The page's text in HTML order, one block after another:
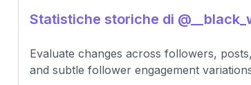
Statistiche storiche di
Evaluate changes across followers,
and subtle follower engagement